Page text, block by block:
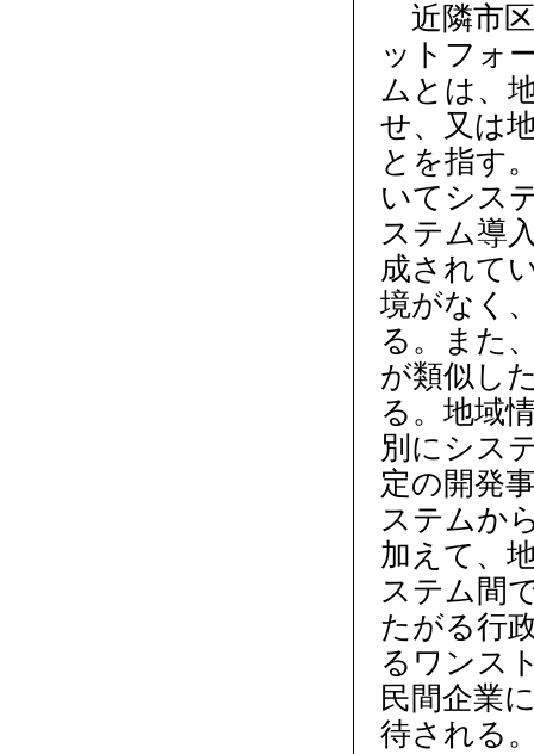
近隣市
ットフォ
ムとは、
せ、又は
とを指す
いてシス
ステム導
成されて
境がなく
る。また
が類似し
る。地域
別にシス
定の開発
ステムか
加えて、
ステム間
たがる行
るワンス
民間企業
待される